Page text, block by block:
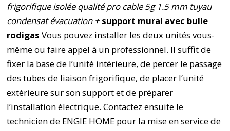
frigorifique isolée qualité pro cable 5g 1.5 mm tuyau
condensat évacuation +support mural avec bulle
rodigas Vous pouvez installer les deux unités vous-
même ou faire appel à un professionnel. Il suffit de
fixer la base de l’unité intérieure, de percer le passage
des tubes de liaison frigorifique, de placer l’unité
extérieure sur son support et de préparer
l’installation électrique. Contactez ensuite le
technicien de ENGIE HOME pour la mise en service de